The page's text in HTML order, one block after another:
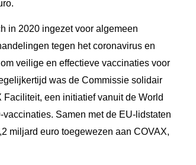
in 2020 ingezet voor algemeen
tegen het coronavirus en
veilige en effectieve vaccinaties voor
was de Commissie solidair
een initiatief vanuit de World
Samen met de EU-lidstaten
miljard euro toegewezen aan COVAX,